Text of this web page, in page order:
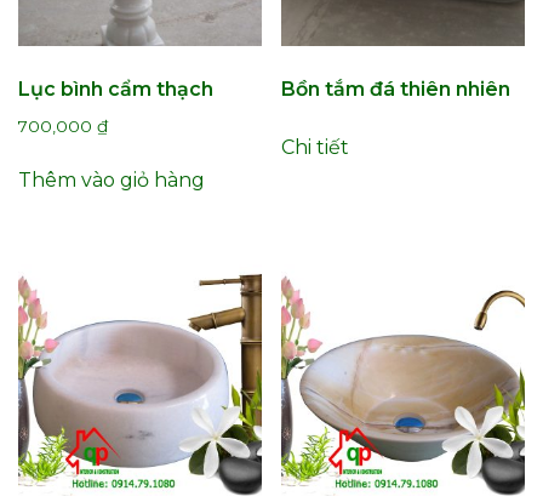
Lục bình cẩm thạch
700,000 ₫
Thêm vào giỏ hàng
Bồn tắm đá thiên nhiên
Chi tiết